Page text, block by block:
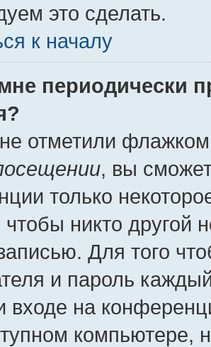
это сделать.
к началу
периодически
отметили
, вы
только
чтобы никто другой
Для того
и пароль
входе на
компьютере,